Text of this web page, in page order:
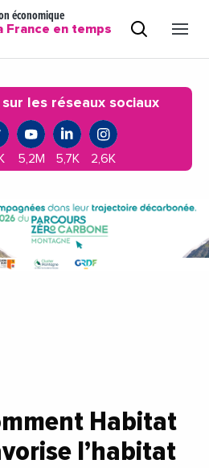
économique
France en temps
les réseaux sociaux
5,2M 5,7K 2,6K
Habitat
l’habitat